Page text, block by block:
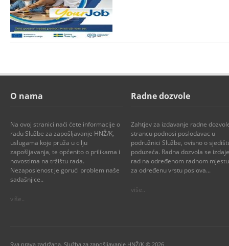
O nama
Na ovoj stranici naći ćete informacije o
radu Službe za zapošljavanje HNŽ/K,
uslugama koje pruža u cilju
zapošljavanja, te općenito o prilikama i
novostima na tržištu rada.
Nezaposlenost je gorući problem naše
sadašnjice..
više..
Radne dozvole
Zahtjev za izdavanje radne
strancu podnosi poslodavac u
podružnici Službe, ovisno o
poduzeća. Radna dozvola se
rad na određenom radnom
za određenu vrstu poslova...
više..
Sva prava zadržana. Služba za zapošljavanje HNŽ/K © 2026